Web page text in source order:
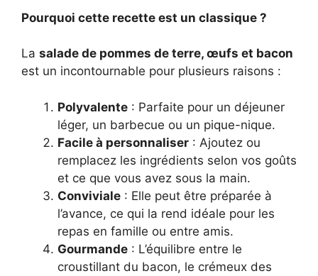
Pourquoi cette recette est un classique ?
La salade de pommes de terre, œufs et bacon
est un incontournable pour plusieurs raisons :
Polyvalente : Parfaite pour un déjeuner
léger, un barbecue ou un pique-nique.
Facile à personnaliser : Ajoutez ou
remplacez les ingrédients selon vos goûts
et ce que vous avez sous la main.
Conviviale : Elle peut être préparée à
l’avance, ce qui la rend idéale pour les
repas en famille ou entre amis.
Gourmande : L’équilibre entre le
croustillant du bacon, le crémeux des